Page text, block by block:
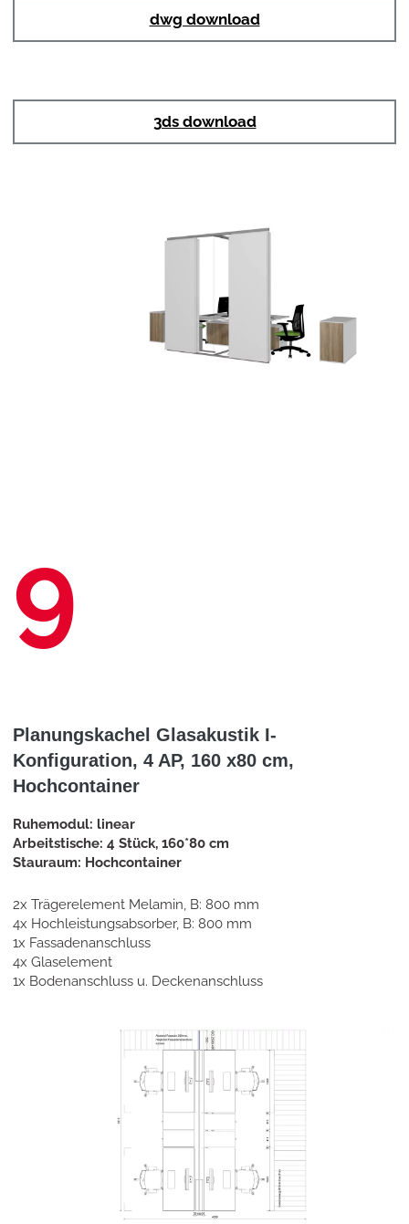
dwg download
3ds download
9
Planungskachel Glasakustik I-
Konfiguration, 4 AP, 160 x80 cm,
Hochcontainer
Ruhemodul: linear
Arbeitstische: 4 Stück, 160*80 cm
Stauraum: Hochcontainer
2x Trägerelement Melamin, B: 800 mm
4x Hochleistungsabsorber, B: 800 mm
1x Fassadenanschluss
4x Glaselement
1x Bodenanschluss u. Deckenanschluss